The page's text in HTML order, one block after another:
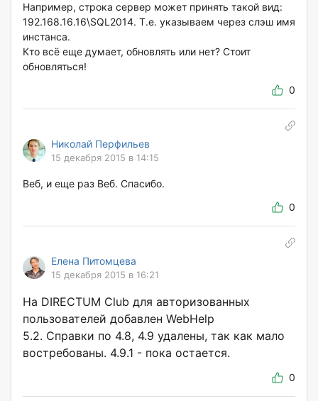
Например, строка сервер может принять такой вид:
192.168.16.16\SQL2014. Т.е. указываем через слэш имя
инстанса.
Кто всё еще думает, обновлять или нет? Стоит
обновляться!
0
Николай Перфильев
15 декабря 2015 в 14:15
Веб, и еще раз Веб. Спасибо.
0
Елена Питомцева
15 декабря 2015 в 16:21
На DIRECTUM Club для авторизованных
пользователей добавлен WebHelp
5.2. Справки по 4.8, 4.9 удалены, так как мало
востребованы. 4.9.1 - пока остается.
0